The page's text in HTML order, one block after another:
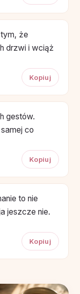
tym, że
drzwi i wciąż
Kopiuj
gestów.
co
Kopiuj
to nie
jeszcze nie.
Kopiuj